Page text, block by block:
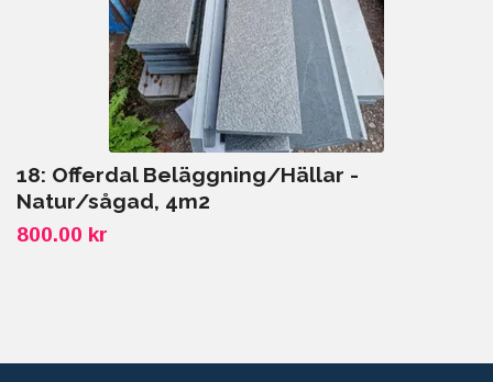
18: Offerdal Beläggning/Hällar -
Natur/sågad, 4m2
800.00 kr